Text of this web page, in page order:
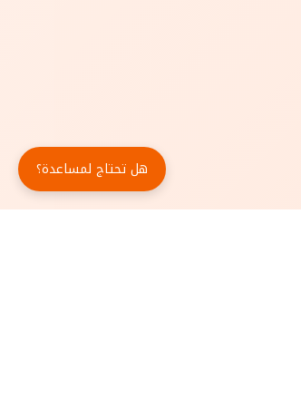
هل تحتاج لمساعدة؟